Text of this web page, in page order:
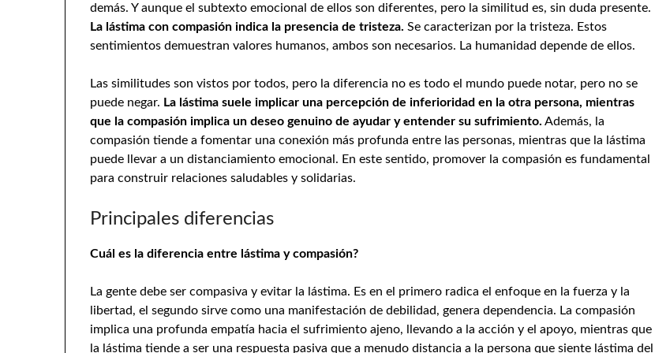
demás. Y aunque el subtexto emocional de ellos son diferentes, pero la similitud es, sin duda presente.
La lástima con compasión indica la presencia de tristeza.Se caracterizan por la tristeza. Estos
sentimientos demuestran valores humanos, ambos son necesarios. La humanidad depende de ellos.
Las similitudes son vistos por todos, pero la diferencia no es todo el mundo puede notar, pero no se
puede negar. La lástima suele implicar una percepción de inferioridad en la otra persona, mientras
que la compasión implica un deseo genuino de ayudar y entender su sufrimiento. Además, la
compasión tiende a fomentar una conexión más profunda entre las personas, mientras que la lástima
puede llevar a un distanciamiento emocional. En este sentido, promover la compasión es fundamental
para construir relaciones saludables y solidarias.
Principales diferencias
Cuál es la diferencia entre lástima y compasión?
La gente debe ser compasiva y evitar la lástima. Es en el primero radica el enfoque en la fuerza y la
libertad, el segundo sirve como una manifestación de debilidad, genera dependencia. La compasión
implica una profunda empatía hacia el sufrimiento ajeno, llevando a la acción y el apoyo, mientras que
la lástima tiende a ser una respuesta pasiva que a menudo distancia a la persona que siente lástima del